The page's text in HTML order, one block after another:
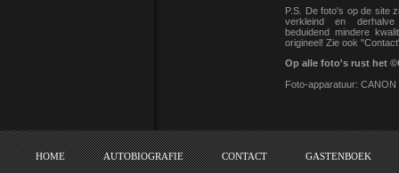
P.S. De foto's op de site
verkleind en
beduidend mindere
origineel! Zie ook
Op alle foto's rust het
Foto-apparatuur: CANON
HOME AUTOBIOGRAFIE CONTACT GASTENBOEK